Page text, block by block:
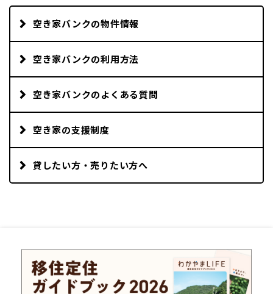
空き家バンクの物件情報
空き家バンクの利用方法
空き家バンクのよくある質問
空き家の支援制度
貸したい方・売りたい方へ